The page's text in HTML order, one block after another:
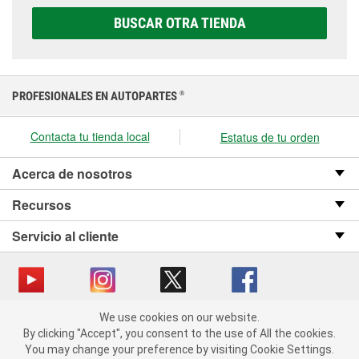
elegir la que sea correcta para tu vehículo y
BUSCAR OTRA TIENDA
We use cookies on our website. By clicking "Accept", you consent
to the use of All the cookies.
PROFESIONALES EN AUTOPARTES ®
Contacta tu tienda local Estatus de tu orden
Acerca de nosotros
Recursos
Servicio al cliente
Copyright © 2008-2026 O’Reilly Auto Parts v OST_3.2.0.0.729 (3) cv1361
catalog_main
We use cookies on our website.
By clicking "Accept", you consent to the use of All the cookies.
You may change your preference by visiting Cookie Settings.